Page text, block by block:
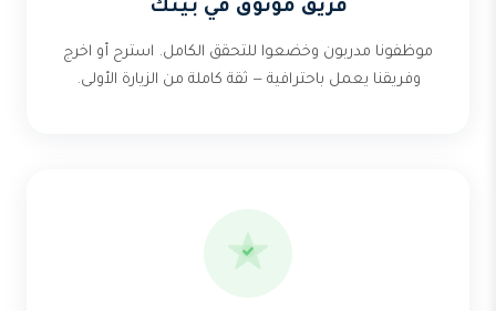
فريق موثوق في بيتك
موظفونا مدربون وخضعوا للتحقق الكامل. استرح أو اخرج
وفريقنا يعمل باحترافية — ثقة كاملة من الزيارة الأولى.